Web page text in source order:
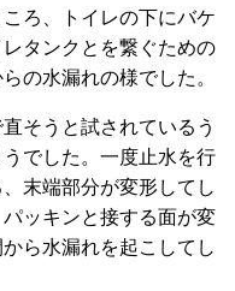
ろ、トイレの下にバケ
タンクとを繋ぐための
の水漏れの様でした。
そうと試されているう
でした。一度止水を行
末端部分が変形してし
ッキンと接する面が変
ら水漏れを起こしてし